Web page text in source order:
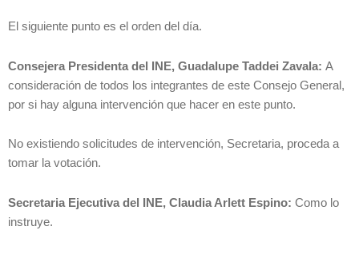
El siguiente punto es el orden del día.
Consejera Presidenta del INE, Guadalupe Taddei Zavala: A
consideración de todos los integrantes de este Consejo General,
por si hay alguna intervención que hacer en este punto.
No existiendo solicitudes de intervención, Secretaria, proceda a
tomar la votación.
Secretaria Ejecutiva del INE, Claudia Arlett Espino: Como lo
instruye.